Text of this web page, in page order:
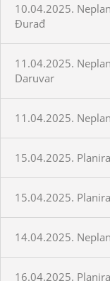
10.04.2025.
Đurađ
11.04.2025.
Daruvar
11.04.2025.
15.04.2025.
15.04.2025.
14.04.2025.
16.04.2025.